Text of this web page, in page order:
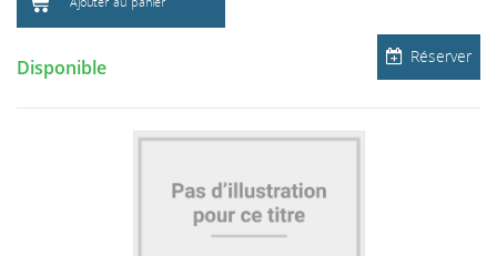
Réserver
Disponible